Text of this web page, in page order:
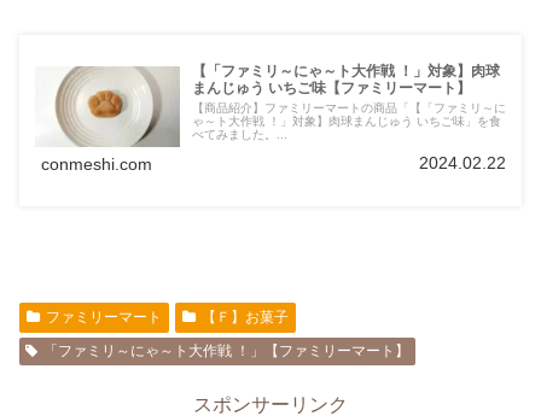
【「ファミリ～にゃ～ト大作戦 ！」対象】肉球
まんじゅう いちご味【ファミリーマート】
【商品紹介】ファミリーマートの商品「【「ファミリ～に
ゃ～ト大作戦 ！」対象】肉球まんじゅう いちご味」を食
べてみました。...
conmeshi.com 2024.02.22
ファミリーマート
【Ｆ】お菓子
「ファミリ～にゃ～ト大作戦 ！」【ファミリーマート】
スポンサーリンク